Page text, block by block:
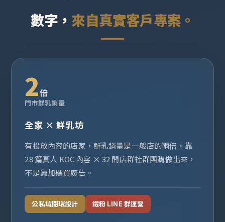
數字， 來自真實客戶專案。
2倍
門市鮮乳銷量
全家 × 鮮乳坊
有投放內容的店家，鮮乳銷量是一般店的兩倍。靠
28 篇真人 KOC 內容 × 32 間店群社群團購做出來，
不是靠加碼買廣告。
公私域閉環設計 鐵粉 LINE 群運營